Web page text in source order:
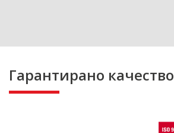
Гарантирано качество